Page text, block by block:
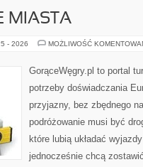
MIASTA
- 2026 MOŻLIWOŚĆ
GorąceWęgry.pl to portal
potrzeby doświadczania
przyjazny, bez zbędnego
podróżowanie musi być
które lubią układać
jednocześnie chcą